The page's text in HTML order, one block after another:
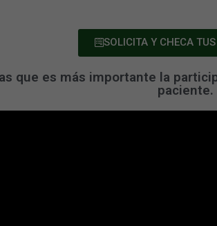
SOLICITA Y CHECA
que es más importante la
paciente.